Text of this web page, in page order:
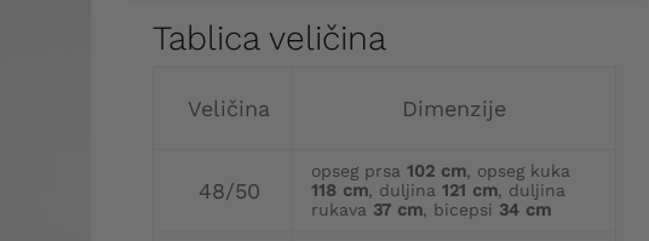
Tablica veličina
Veličina Dimenzije
48/50
opseg prsa 102 cm, opseg kuka
118 cm, duljina 121 cm, duljina
rukava 37 cm, bicepsi 34 cm